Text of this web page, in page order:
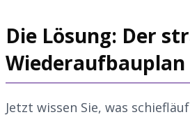
Die Lösung: Der
Wiederaufbauplan
Jetzt wissen Sie, was